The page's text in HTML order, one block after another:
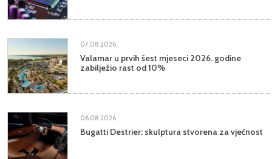
07.08.2026.
Valamar u prvih šest mjeseci 2026. godine
zabilježio rast od 10%
06.08.2026.
Bugatti Destrier: skulptura stvorena za vječnost